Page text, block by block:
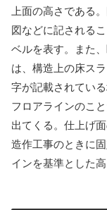
上面の高さである
図などに記される
ベルを表す。また
は、構造上の床ス
字が記載されてい
フロアラインのこ
出てくる。仕上げ
造作工事のときに
インを基準とした高